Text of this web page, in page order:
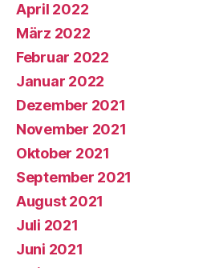
April 2022
März 2022
Februar 2022
Januar 2022
Dezember 2021
November 2021
Oktober 2021
September 2021
August 2021
Juli 2021
Juni 2021